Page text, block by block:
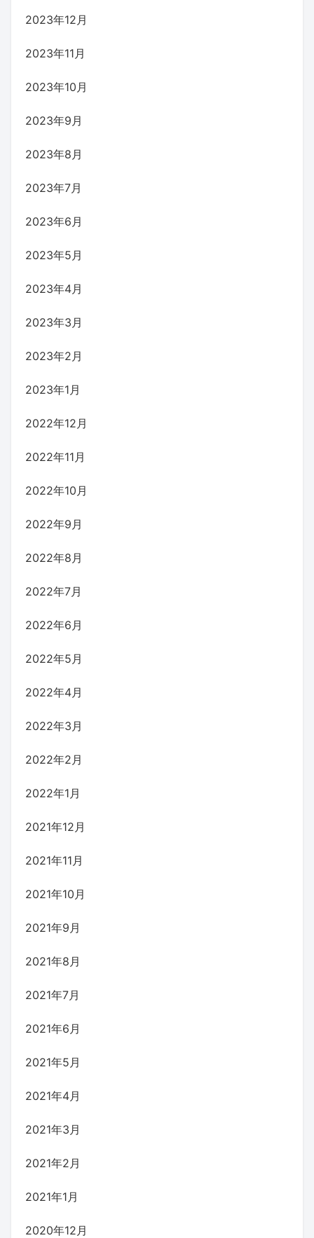
2023年12月
2023年11月
2023年10月
2023年9月
2023年8月
2023年7月
2023年6月
2023年5月
2023年4月
2023年3月
2023年2月
2023年1月
2022年12月
2022年11月
2022年10月
2022年9月
2022年8月
2022年7月
2022年6月
2022年5月
2022年4月
2022年3月
2022年2月
2022年1月
2021年12月
2021年11月
2021年10月
2021年9月
2021年8月
2021年7月
2021年6月
2021年5月
2021年4月
2021年3月
2021年2月
2021年1月
2020年12月